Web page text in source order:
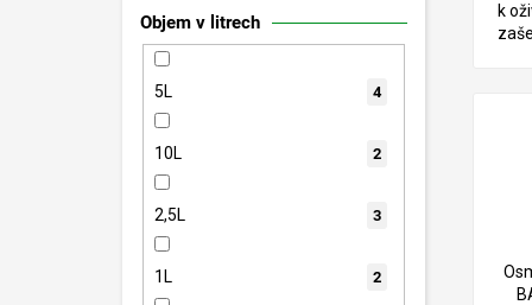
Objem v litrech
5L 4
10L 2
2,5L 3
1L 2
k